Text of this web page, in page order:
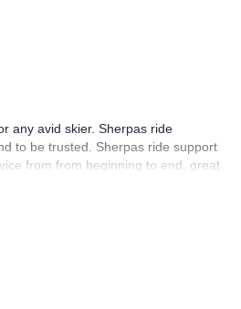
any avid skier. Sherpas ride
to be trusted. Sherpas ride support
from from beginning to end, great
A special mention to the guide
experience as well as japanese